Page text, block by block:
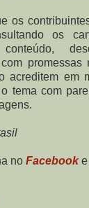
os
os
acreditem em
tema com
no Facebooke